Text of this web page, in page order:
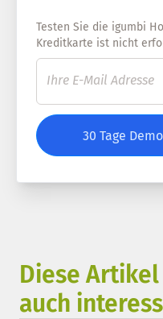
Testen Sie die igumbi
Kreditkarte ist nicht
30 Tage
Diese
auch